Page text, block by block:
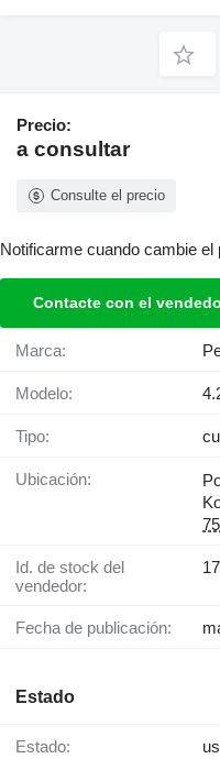
Precio:
a consultar
Consulte el precio
Notificarme cuando cambie el
Contacte con el
Marca:
Modelo:
Tipo:
Ubicación:
Id. de stock del
vendedor:
Fecha de publicación:
Estado
Estado: